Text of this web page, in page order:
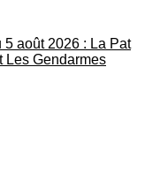
août 2026 : La Pat
Les Gendarmes